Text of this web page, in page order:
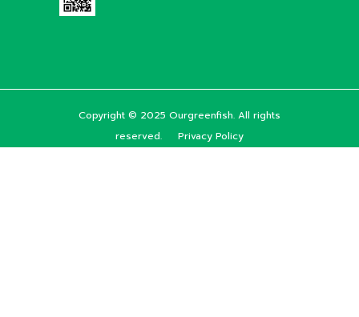
Copyright © 2025 Ourgreenfish. All rights
reserved. Privacy Policy